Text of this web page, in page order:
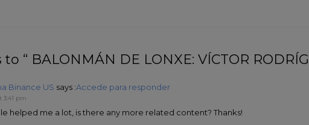
“ BALONMÁN DE LONXE: VÍCTOR
Binance US says :Accede para responder
3:41 pm
helped me a lot, is there any more related content? Thanks!